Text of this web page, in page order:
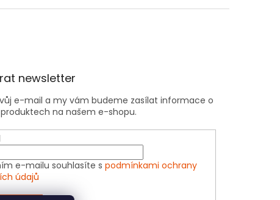
newsletter
e-mail a my vám budeme zasílat informace o
na našem e-shopu.
e-mailu souhlasíte spodmínkami ochrany
údajů